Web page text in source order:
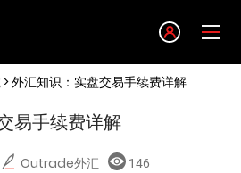
> 外汇知识：实盘交易手续费详解
易手续费详解
Outrade外汇 146